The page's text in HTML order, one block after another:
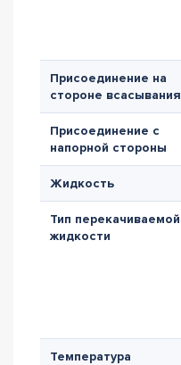
Присоединение на
стороне всасывания
Присоединение с
напорной стороны
Жидкость
Тип перекачиваемой
жидкости
Температура